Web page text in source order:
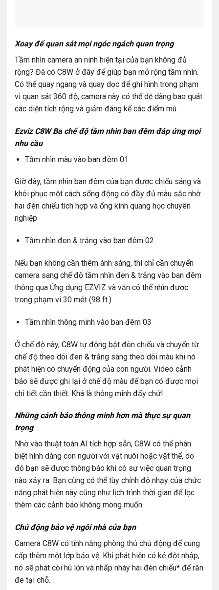
Xoay để quan sát mọi ngóc ngách quan trọng
Tầm nhìn camera an ninh hiện tại của bạn không đủ
rộng? Đã có C8W ở đây để giúp bạn mở rộng tầm nhìn.
Có thể quay ngang và quay dọc để ghi hình trong phạm
vi quan sát 360 độ, camera này có thể dễ dàng bao quát
các diện tích rộng và giảm đáng kể các điểm mù.
Ezviz C8W Ba chế độ tầm nhìn ban đêm đáp ứng mọi
nhu cầu
Tầm nhìn màu vào ban đêm 01
Giờ đây, tầm nhìn ban đêm của bạn được chiếu sáng và
khôi phục một cách sống động có đầy đủ màu sắc nhờ
hai đèn chiếu tích hợp và ống kính quang học chuyên
nghiệp
Tầm nhìn đen & trắng vào ban đêm 02
Nếu bạn không cần thêm ánh sáng, thì chỉ cần chuyển
camera sang chế độ tầm nhìn đen & trắng vào ban đêm
thông qua Ứng dụng EZVIZ và vẫn có thể nhìn được
trong phạm vi 30 mét (98 ft.)
Tầm nhìn thông minh vào ban đêm 03
Ở chế độ này, C8W tự động bật đèn chiếu và chuyển từ
chế độ theo dõi đen & trắng sang theo dõi màu khi nó
phát hiện có chuyển động của con người. Video cảnh
báo sẽ được ghi lại ở chế độ màu để bạn có được mọi
chi tiết cần thiết. Khá là thông minh đấy chứ!
Những cảnh báo thông minh hơn mà thực sự quan
trọng
Nhờ vào thuật toán AI tích hợp sẵn, C8W có thể phân
biệt hình dáng con người với vật nuôi hoặc vật thể, do
đó bạn sẽ được thông báo khi có sự việc quan trọng
nào xảy ra. Bạn cũng có thể tùy chỉnh độ nhạy của chức
năng phát hiện này cũng như lịch trình thời gian để lọc
thêm các cảnh báo không mong muốn.
Chủ động bảo vệ ngôi nhà của bạn
Camera C8W có tính năng phòng thủ chủ động để cung
cấp thêm một lớp bảo vệ. Khi phát hiện có kẻ đột nhập,
nó sẽ phát còi hú lớn và nhấp nháy hai đèn chiếu* để răn
đe tại chỗ.